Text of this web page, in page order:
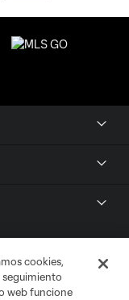
cookies,
seguimiento
web funcione